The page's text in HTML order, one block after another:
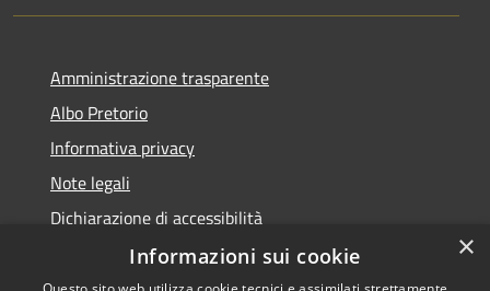
Amministrazione trasparente
Albo Pretorio
Informativa privacy
Note legali
Dichiarazione di accessibilità
×
Informazioni sui cookie